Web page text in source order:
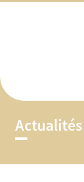
Actualités